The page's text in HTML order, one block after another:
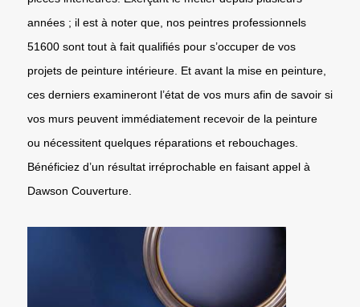
années ; il est à noter que, nos peintres professionnels
51600 sont tout à fait qualifiés pour s’occuper de vos
projets de peinture intérieure. Et avant la mise en peinture,
ces derniers examineront l’état de vos murs afin de savoir si
vos murs peuvent immédiatement recevoir de la peinture
ou nécessitent quelques réparations et rebouchages.
Bénéficiez d’un résultat irréprochable en faisant appel à
Dawson Couverture.